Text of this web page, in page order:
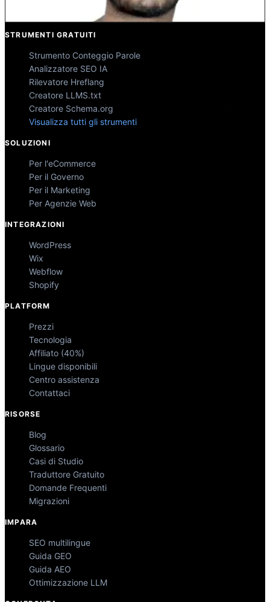
STRUMENTI GRATUITI
Strumento Conteggio Parole
Analizzatore SEO IA
Rilevatore Hreflang
Creatore LLMS.txt
Creatore Schema.org
Visualizza tutti gli strumenti
SOLUZIONI
Per l'eCommerce
Per il Governo
Per il Marketing
Per Agenzie Web
INTEGRAZIONI
WordPress
Wix
Webflow
Shopify
PLATFORM
Prezzi
Tecnologia
Affiliato (40%)
Lingue disponibili
Centro assistenza
Contattaci
RISORSE
Blog
Glossario
Casi di Studio
Traduttore Gratuito
Domande Frequenti
Migrazioni
IMPARA
SEO multilingue
Guida GEO
Guida AEO
Ottimizzazione LLM